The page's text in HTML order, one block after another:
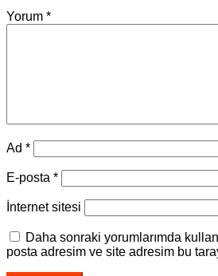
Yorum *
Ad *
E-posta *
İnternet sitesi
Daha sonraki yorumlarımda
posta adresim ve site adresim bu